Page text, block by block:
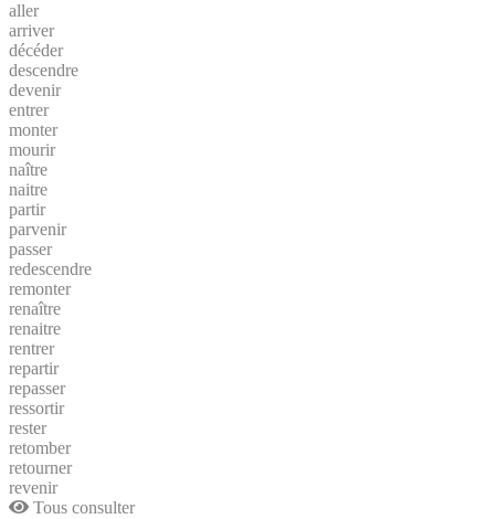
aller
arriver
décéder
descendre
devenir
entrer
monter
mourir
naître
naitre
partir
parvenir
passer
redescendre
remonter
renaître
renaitre
rentrer
repartir
repasser
ressortir
rester
retomber
retourner
revenir
Tous consulter